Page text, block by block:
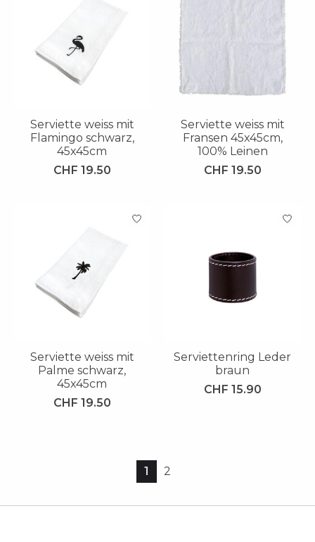
Serviette weiss mit
Flamingo schwarz,
45x45cm
CHF 19.50
Serviette weiss mit
Fransen 45x45cm,
100% Leinen
CHF 19.50
Serviette weiss mit
Palme schwarz,
45x45cm
CHF 19.50
Serviettenring Leder
braun
CHF 15.90
1 2